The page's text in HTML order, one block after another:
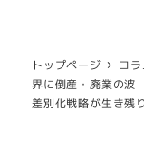
トップページ コ
界に倒産・廃業の波
差別化戦略が生き残